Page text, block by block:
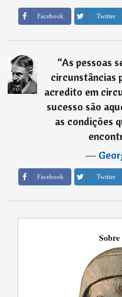
Facebook Twitter
“As pessoas
circunstâncias
acredito em
sucesso são
as condições
―
Facebook Twitter